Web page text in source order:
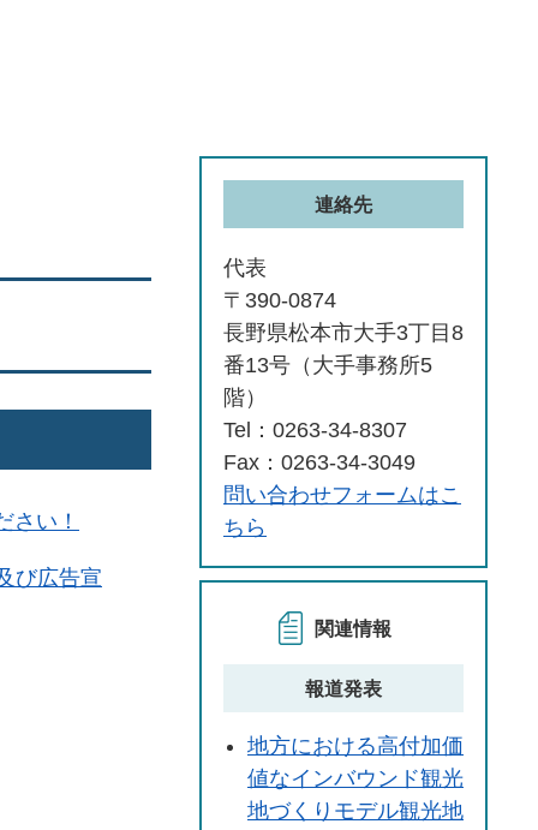
さい！
び広告宣
連絡先
代表
〒390-0874
長野県松本市大手3丁目8
番13号（大手事務所5
階）
Tel：0263-34-8307
Fax：0263-34-3049
問い合わせフォームはこ
ちら
関連情報
報道発表
地方における高付加価
値なインバウンド観光
地づくりモデル観光地